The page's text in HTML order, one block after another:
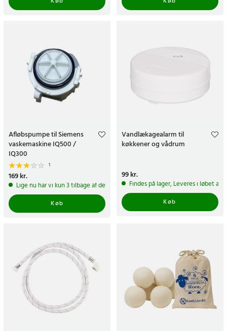
Afløbspumpe til Siemens
vaskemaskine IQ500 /
IQ300
1
Pris:169 kr.
169 kr.
Lige nu har vi kun 3 tilbage af dette produkt
Køb
Vandlækagealarm til
køkkener og vådrum
Pris:99 kr.
99 kr.
Findes på lager, Leveres i løbet af
Køb